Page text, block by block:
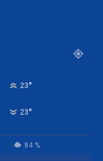
23°
23°
84 %